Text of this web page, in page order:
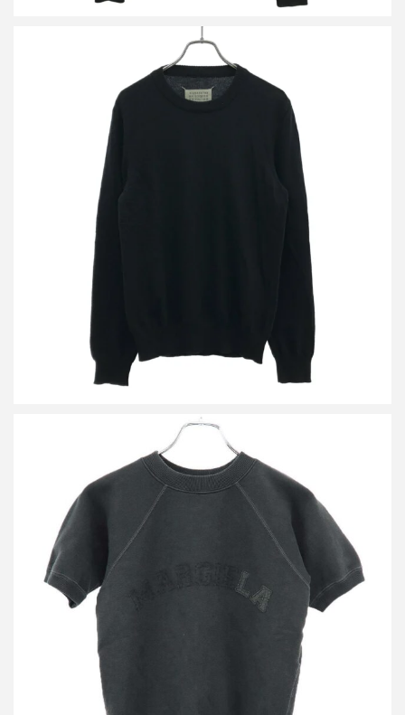
メゾン マルジェラ 17AW エルボーパッチウールニットセーター
メゾン マルジェラ 25SS ロゴ スウェットトップス
買取金額25,800円